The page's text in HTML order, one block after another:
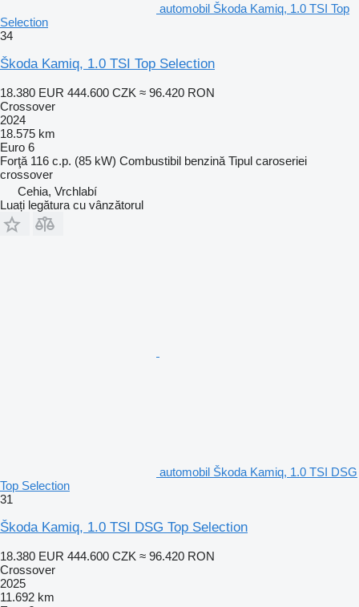
automobil Škoda Kamiq, 1.0 TSI Top
Selection
34
Škoda Kamiq, 1.0 TSI Top Selection
18.380 EUR 444.600 CZK ≈ 96.420 RON
Crossover
2024
18.575 km
Euro 6
Forţă 116 c.p. (85 kW) Combustibil benzină Tipul caroseriei
crossover
Cehia, Vrchlabí
Luați legătura cu vânzătorul
automobil Škoda Kamiq, 1.0 TSI DSG
Top Selection
31
Škoda Kamiq, 1.0 TSI DSG Top Selection
18.380 EUR 444.600 CZK ≈ 96.420 RON
Crossover
2025
11.692 km